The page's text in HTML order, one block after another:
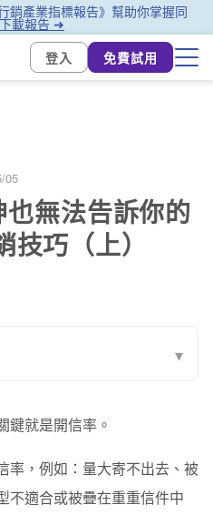
銷產業指標報告》幫助你掌握同
載報告 ➜
登入
免費試用
05
無法告訴你的
巧（上）
▾
同媒介的差異
鍵就是開信率。
率，例如：量大寄不出去、被
不適合或被疊在重重信件中